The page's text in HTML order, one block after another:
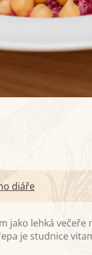
diáře
jako lehká
je studnice